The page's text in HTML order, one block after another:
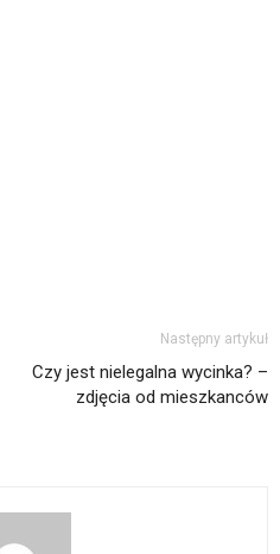
Następny artykuł
Czy jest nielegalna wycinka? –
zdjęcia od mieszkanców